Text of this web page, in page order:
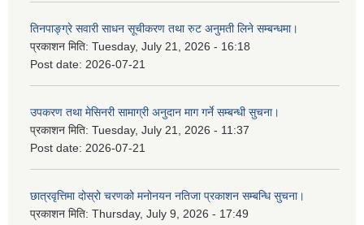
तिनपाङ्ग्रे सवारी साधन सूचीकरण तथा रुट अनुमती लिने सम्बन्धमा।
प्रकाशन मिति: Tuesday, July 21, 2026 - 16:18
Post date: 2026-07-21
उपकरण तथा मेसिनरी सामाग्री अनुदान माग गर्ने सम्बन्धी सुचना।
प्रकाशन मिति: Tuesday, July 21, 2026 - 11:37
Post date: 2026-07-21
छात्रवृत्तिमा दोस्रो चरणको मनोनयन नतिजा प्रकाशन सम्बन्धि सुचना।
प्रकाशन मिति: Thursday, July 9, 2026 - 17:49